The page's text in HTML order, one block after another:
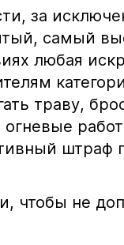
за
самый
любая
траву,
штраф
чтобы не